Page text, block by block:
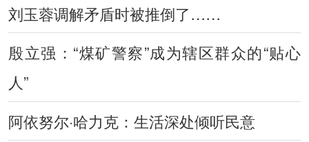
刘玉蓉调解矛盾时被推倒了……
殷立强：“煤矿警察”成为辖区群众的“贴心
人”
阿依努尔·哈力克：生活深处倾听民意